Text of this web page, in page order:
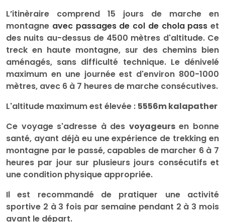
L’itinèraire comprend 15 jours de marche en
montagne avec passages de col de chola pass et
des nuits au-dessus de 4500 mètres d'altitude. Ce
treck en haute montagne, sur des chemins bien
aménagés, sans difficulté technique. Le dénivelé
maximum en une journée est d'environ 800-1000
mètres, avec 6 à 7 heures de marche consécutives.
L'altitude maximum est élevée : 5556m kalapather
Ce voyage s'adresse à des voyageursen bonne
santé, ayant déjà eu une expérience de trekking en
montagne par le passé, capables de marcher 6 à 7
heures par jour sur plusieurs jours consécutifs et
une condition physique appropriée.
Il est recommandé de pratiquer une activité
sportive 2 à 3 fois par semaine pendant 2 à 3 mois
avant le départ.